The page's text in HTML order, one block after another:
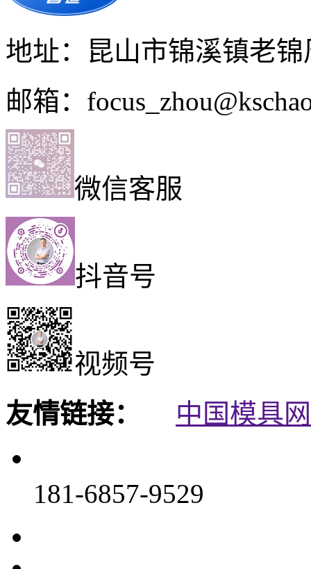
地址：昆山市锦溪镇老锦
邮箱：
微信客服
抖音号
视频号
友情链接：
中国模具网
181-6857-9529